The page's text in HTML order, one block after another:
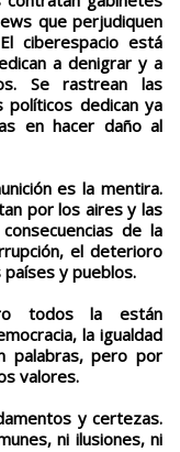
que perjudiquen
ciberespacio está
a denigrar y a
Se rastrean las
políticos dedican ya
en hacer daño al
es la mentira.
por los aires y las
de la
el deterioro
países y pueblos.
todos la están
la igualdad
palabras, pero por
valores.
y certezas.
ni ilusiones, ni